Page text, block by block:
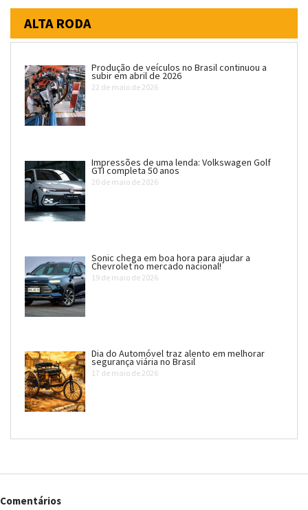
ALTA RODA
Produção de veículos no Brasil continuou a
subir em abril de 2026
22 de maio de 2026
Impressões de uma lenda: Volkswagen Golf
GTI completa 50 anos
20 de maio de 2026
Sonic chega em boa hora para ajudar a
Chevrolet no mercado nacional!
19 de maio de 2026
Dia do Automóvel traz alento em melhorar
segurança viária no Brasil
17 de maio de 2026
Comentários